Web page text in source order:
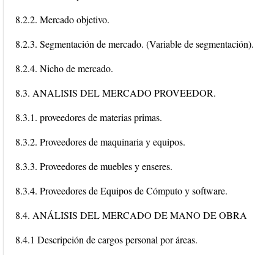
8.2.2. Mercado objetivo.
8.2.3. Segmentación de mercado. (Variable de segmentación).
8.2.4. Nicho de mercado.
8.3. ANALISIS DEL MERCADO PROVEEDOR.
8.3.1. proveedores de materias primas.
8.3.2. Proveedores de maquinaria y equipos.
8.3.3. Proveedores de muebles y enseres.
8.3.4. Proveedores de Equipos de Cómputo y software.
8.4. ANÁLISIS DEL MERCADO DE MANO DE OBRA
8.4.1 Descripción de cargos personal por áreas.